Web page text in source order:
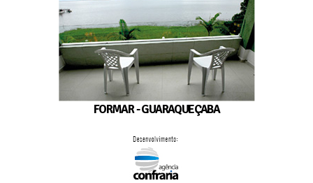
FORMAR - GUARAQUEÇABA